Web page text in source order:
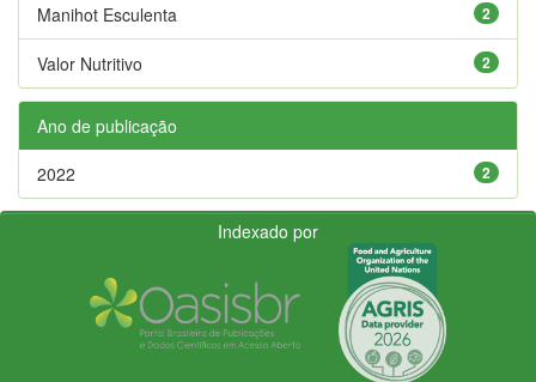
2
Manihot Esculenta
2
Valor Nutritivo
Ano de publicação
2
2022
Indexado por